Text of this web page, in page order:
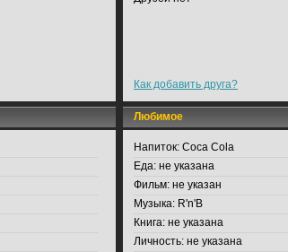
Как добавить друга?
Любимое
Напиток: Coca Cola
Еда: не указана
Фильм: не указан
Музыка: R'n'B
Книга: не указана
Личность: не указана